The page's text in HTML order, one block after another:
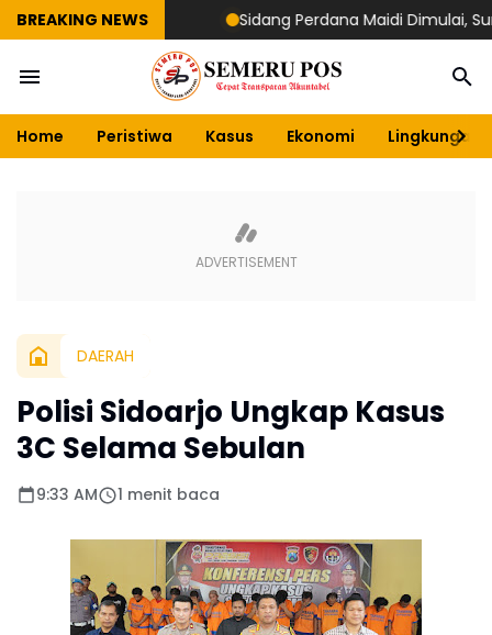
BREAKING NEWS Sidang Perdana Maidi Dimulai,
Home Peristiwa Kasus Ekonomi Lingkungan
DAERAH
Polisi Sidoarjo Ungkap Kasus
3C Selama Sebulan
9:33 AM 1 menit baca